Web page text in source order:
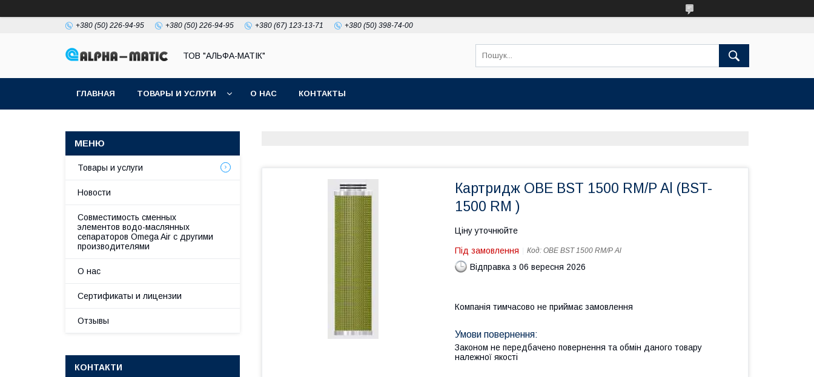
+380 (50) 226-94-95 +380 (50) 226-94-95 +380 (67) 123-13-71 +380 (50) 398-74-00
ТОВ "АЛЬФА-МАТІК"
ГЛАВНАЯ ТОВАРЫ И УСЛУГИ О НАС КОНТАКТЫ
Картридж OBE BST 1500 RM/P Al (BST-
1500 RM )
Ціну уточнюйте
Під замовлення Код: OBE BST 1500 RM/P Al
Відправка з 06 вересня 2026
Компанія тимчасово не приймає замовлення
Законом не передбачено повернення та обмін даного товару
належної якості
Товары и услуги
Новости
Совместимость сменных
элементов водо-маслянных
сепараторов Omega Air с другими
производителями
О нас
Сертификаты и лицензии
Отзывы
КОНТАКТИ